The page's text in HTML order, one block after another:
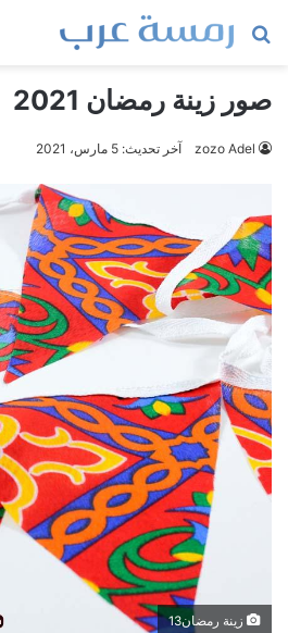
بحث
صور زينة رمضان 2021
zozo Adel آخر تحديث: 5 مارس، 2021
زينة رمضان13